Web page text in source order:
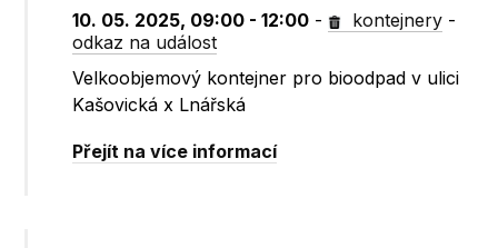
10. 05. 2025, 09:00 - 12:00 - kontejnery -
odkaz na událost
Velkoobjemový kontejner pro bioodpad v ulici
Kašovická x Lnářská
Přejít na více informací